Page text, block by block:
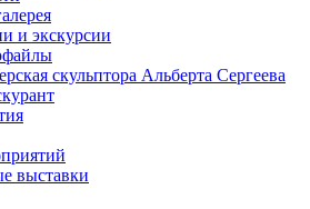
и экскурсии
скульптора Альберта Сергеева
выставки